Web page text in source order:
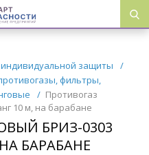
защиты
/
фильтры,
/ Противогаз
10 м, на барабане
БРИЗ-0303
БАРАБАНЕ